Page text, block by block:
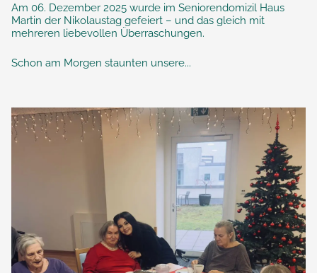
Am 06. Dezember 2025 wurde im Seniorendomizil Haus
Martin der Nikolaustag gefeiert – und das gleich mit
mehreren liebevollen Überraschungen.
Schon am Morgen staunten unsere...